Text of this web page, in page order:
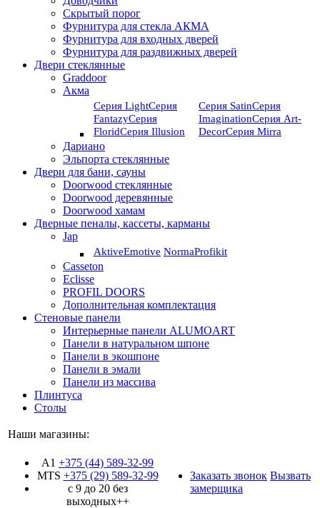
Скрытый порог
Фурнитура для стекла АКМА
Фурнитура для входных дверей
Фурнитура для раздвижных дверей
Двери стеклянные
Graddoor
Акма
Серия LightСерия
FantazyСерия
FloridСерия Illusion
Серия SatinСерия
ImaginationСерия Art-
DeсorСерия Mirra
Дариано
Эльпорта стеклянные
Двери для бани, сауны
Doorwood стеклянные
Doorwood деревянные
Doorwood хамам
Дверные пеналы, кассеты, карманы
Jap
AktiveEmotive NormaProfikit
Casseton
Eclisse
PROFIL DOORS
Дополнительная комплектация
Стеновые панели
Интерьерные панели ALUMOART
Панели в натуральном шпоне
Панели в экошпоне
Панели в эмали
Панели из массива
Плинтуса
Столы
Наши магазины:
A1 +375 (44) 589-32-99
MTS +375 (29)589-32-99
с 9 до 20 без
выходных++
Заказать звонок Вызвать
замерщика